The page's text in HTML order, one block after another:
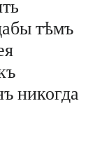
тѣмъ
никогда